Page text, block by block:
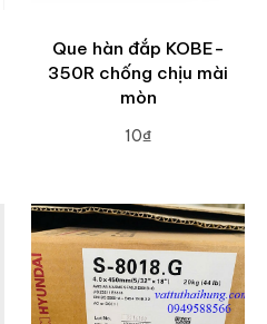
Que hàn đắp KOBE-
350R chống chịu mài
mòn
10₫